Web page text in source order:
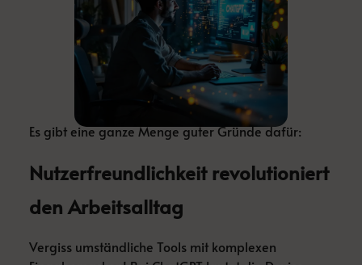
Es gibt eine ganze Menge guter Gründe dafür:
Nutzerfreundlichkeit revolutioniert
den Arbeitsalltag
Vergiss umständliche Tools mit komplexen